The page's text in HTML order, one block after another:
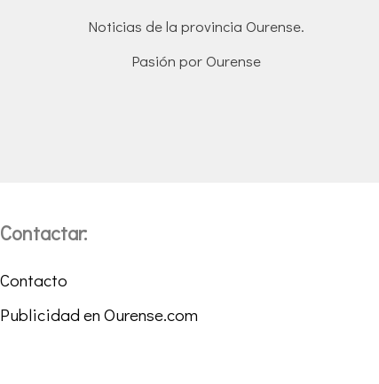
Noticias de la provincia Ourense.
Pasión por Ourense
Contactar:
Contacto
Publicidad en Ourense.com